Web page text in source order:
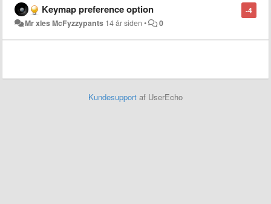
-4
Keymap preference option
Mr xles McFyzzypants 14 år siden • 0
Kundesupport af UserEcho